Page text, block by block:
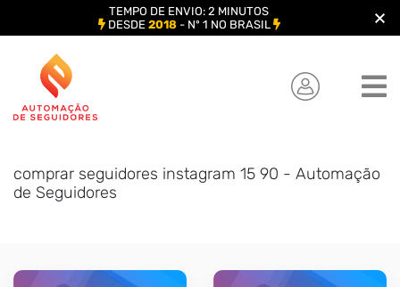
content
comprar seguidores instagram 15 90 - Automação
de Seguidores
TEMPO DE ENVIO: 2 MINUTOS
DESDE 2018- Nº 1 NO BRASIL